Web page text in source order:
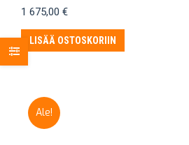
1 675,00 €
LISÄÄ OSTOSKORIIN
Ale!